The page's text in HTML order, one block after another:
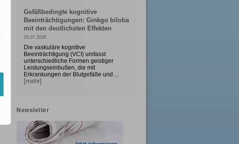
Gefäßbedingte kognitive
Beeinträchtigungen: Ginkgo biloba
mit den deutlichsten Effekten
16.07.2026
Die vaskuläre kognitive
Beeinträchtigung (VCI) umfasst
unterschiedliche Formen geistiger
Leistungseinbußen, die mit
Erkrankungen der Blutgefäße und…
[mehr]
Newsletter